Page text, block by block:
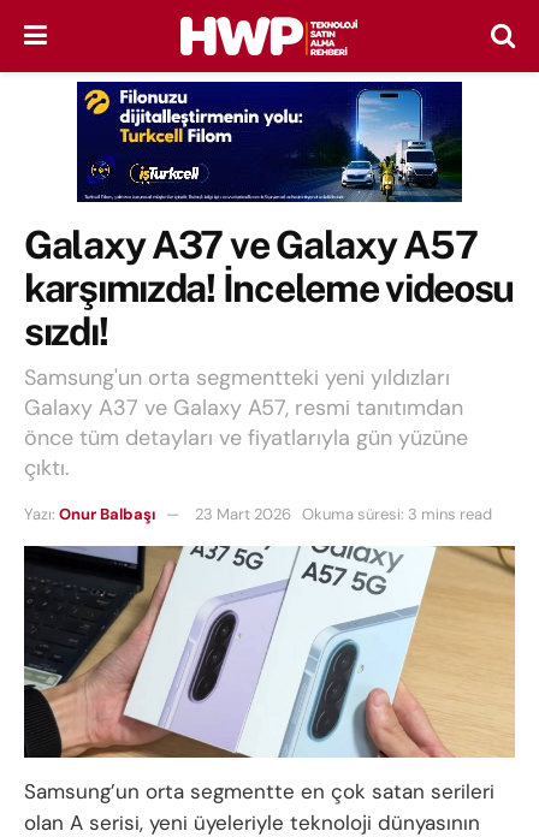
Galaxy A37 ve Galaxy A57
karşımızda! İnceleme videosu
sızdı!
Samsung'un orta segmentteki yeni yıldızları
Galaxy A37 ve Galaxy A57, resmi tanıtımdan
önce tüm detayları ve fiyatlarıyla gün yüzüne
çıktı.
Yazı: Onur Balbaşı 23 Mart 2026 Okuma süresi: 3 mins read
Samsung’un orta segmentte en çok satan serileri
olan A serisi, yeni üyeleriyle teknoloji dünyasının